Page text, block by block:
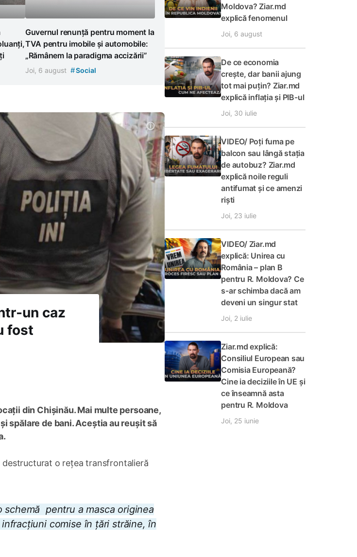
Guvernul renunță pentru moment la
TVA pentru imobile și automobile:
„Rămânem la paradigma accizării”
Joi, 6 august #Social
un caz
fost
din Chișinău. Mai multe persoane,
spălare de bani. Aceștia au reușit să
destructurat o rețea transfrontalieră
schemă pentru a masca originea
comise în țări străine, în
Moldova? Ziar.md
explică fenomenul
Joi, 6 august
De ce economia
crește, dar banii ajung
tot mai puțin? Ziar.md
explică inflația și PIB-ul
Joi, 30 iulie
VIDEO/ Poți fuma pe
balcon sau lângă stația
de autobuz? Ziar.md
explică noile reguli
antifumat și ce amenzi
riști
Joi, 23 iulie
VIDEO/ Ziar.md
explică: Unirea cu
România – plan B
pentru R. Moldova? Ce
s-ar schimba dacă am
deveni un singur stat
Joi, 2 iulie
Ziar.md explică:
Consiliul European sau
Comisia Europeană?
Cine ia deciziile în UE și
ce înseamnă asta
pentru R. Moldova
Joi, 25 iunie